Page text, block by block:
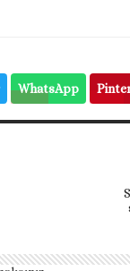
WhatsApp